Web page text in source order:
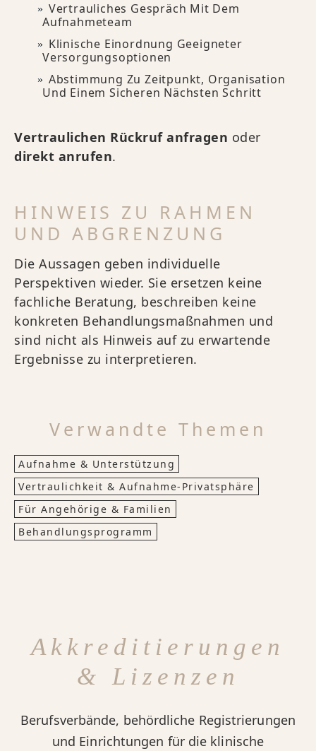
Vertrauliches Gespräch Mit Dem
Aufnahmeteam
Klinische Einordnung Geeigneter
Versorgungsoptionen
Abstimmung Zu Zeitpunkt, Organisation
Und Einem Sicheren Nächsten Schritt
Vertraulichen Rückruf anfragen oder
direkt anrufen.
HINWEIS ZU RAHMEN
UND ABGRENZUNG
Die Aussagen geben individuelle
Perspektiven wieder. Sie ersetzen keine
fachliche Beratung, beschreiben keine
konkreten Behandlungsmaßnahmen und
sind nicht als Hinweis auf zu erwartende
Ergebnisse zu interpretieren.
Verwandte Themen
Aufnahme & Unterstützung
Vertraulichkeit & Aufnahme‑Privatsphäre
Für Angehörige & Familien
Behandlungsprogramm
Akkreditierungen
& Lizenzen
Berufsverbände, behördliche Registrierungen
und Einrichtungen für die klinische